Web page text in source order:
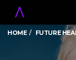
HOME FUTURE